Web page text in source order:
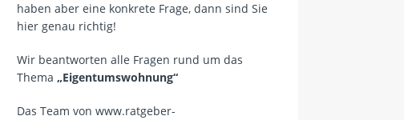
haben aber eine konkrete Frage, dann sind Sie
hier genau richtig!
Wir beantworten alle Fragen rund um das
Thema „Eigentumswohnung“
Das Team von www.ratgeber-